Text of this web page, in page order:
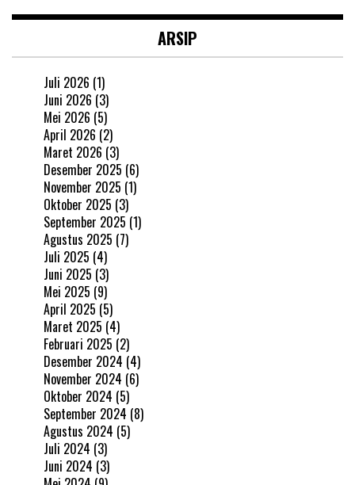
ARSIP
Juli 2026 (1)
Juni 2026 (3)
Mei 2026 (5)
April 2026 (2)
Maret 2026 (3)
Desember 2025 (6)
November 2025 (1)
Oktober 2025 (3)
September 2025 (1)
Agustus 2025 (7)
Juli 2025 (4)
Juni 2025 (3)
Mei 2025 (9)
April 2025 (5)
Maret 2025 (4)
Februari 2025 (2)
Desember 2024 (4)
November 2024 (6)
Oktober 2024 (5)
September 2024 (8)
Agustus 2024 (5)
Juli 2024 (3)
Juni 2024 (3)